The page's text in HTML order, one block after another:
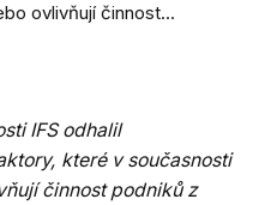
ovlivňují činnost...
IFS odhalil
které v současnosti
činnost podniků z